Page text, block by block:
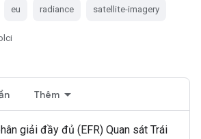
eu radiance satellite-imagery
Thêm
giải đầy đủ (EFR) Quan sát Trái